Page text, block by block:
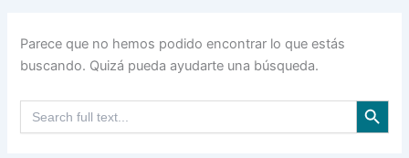
Parece que no hemos podido encontrar lo que estás
buscando. Quizá pueda ayudarte una búsqueda.
Buscar: Botón de